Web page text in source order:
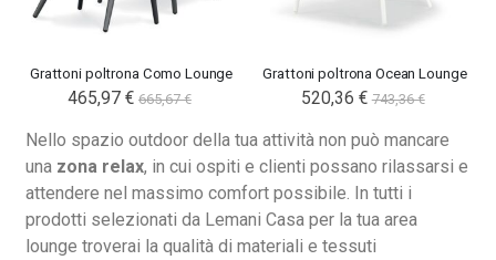
Grattoni poltrona Como Lounge
465,97 € 665,67 €
Grattoni poltrona Ocean Lounge
Special
Price
520,36 € 743,36 €
Nello spazio outdoor della tua attività non può mancare
una zona relax, in cui ospiti e clienti possano rilassarsi e
attendere nel massimo comfort possibile. In tutti i
prodotti selezionati da Lemani Casa per la tua area
lounge troverai la qualità di materiali e tessuti